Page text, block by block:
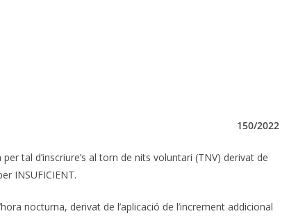
150/2022
tal d’inscriure’s al torn de nits voluntari (TNV) derivat de
INSUFICIENT.
nocturna, derivat de l’aplicació de l’increment addicional